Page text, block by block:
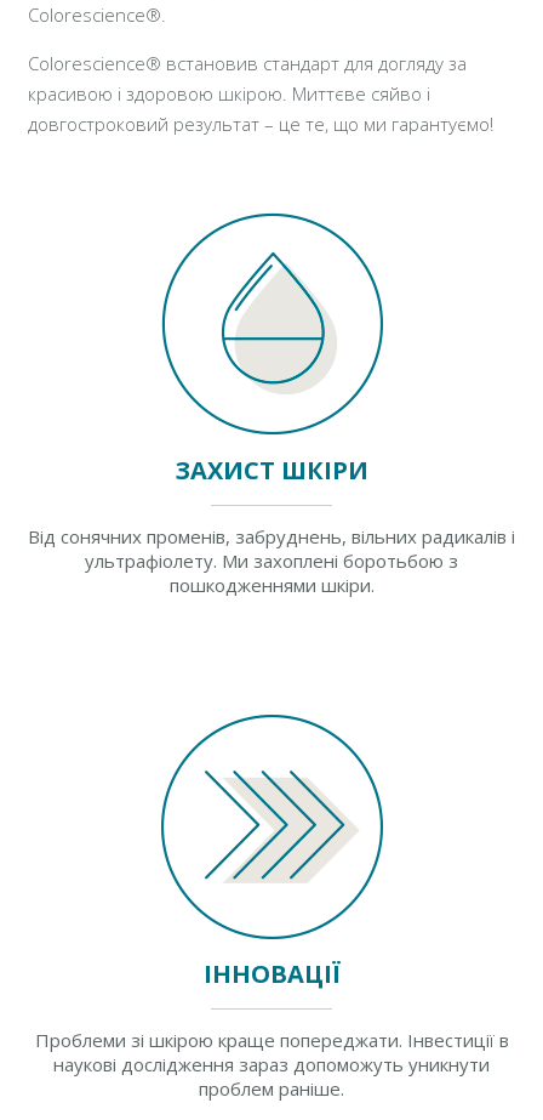
Colorescience®.
Colorescience® встановив стандарт для догляду за
красивою і здоровою шкірою. Миттєве сяйво і
довгостроковий результат – це те, що ми гарантуємо!
ЗАХИСТ ШКІРИ
Від сонячних променів, забруднень, вільних радикалів і
ультрафіолету. Ми захоплені боротьбою з
пошкодженнями шкіри.
ІННОВАЦІЇ
Проблеми зі шкірою краще попереджати. Інвестиції в
наукові дослідження зараз допоможуть уникнути
проблем раніше.